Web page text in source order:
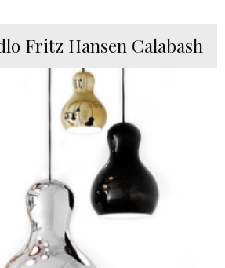
Fritz Hansen Calabash